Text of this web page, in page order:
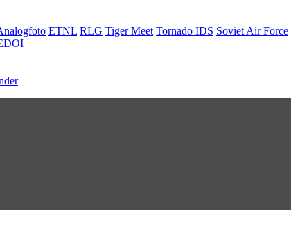
ETNL RLG Tiger Meet Tornado IDS Soviet Air Force